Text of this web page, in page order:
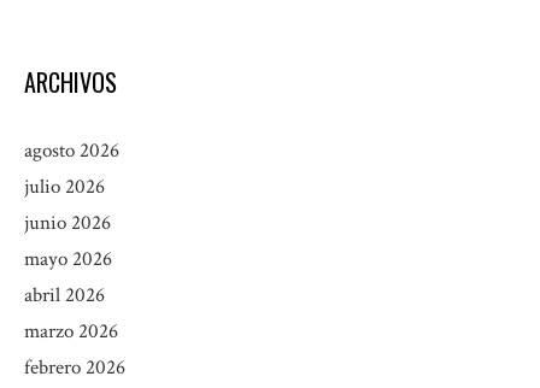
ARCHIVOS
agosto 2026
julio 2026
junio 2026
mayo 2026
abril 2026
marzo 2026
febrero 2026